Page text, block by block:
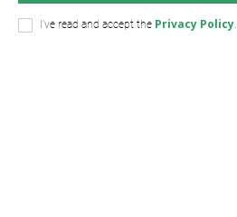
I've read and accept the Privacy Policy.